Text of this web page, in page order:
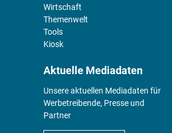
Wirtschaft
Themenwelt
Tools
Kiosk
Aktuelle Mediadaten
Unsere aktuellen Mediadaten für
Werbetreibende, Presse und
Partner